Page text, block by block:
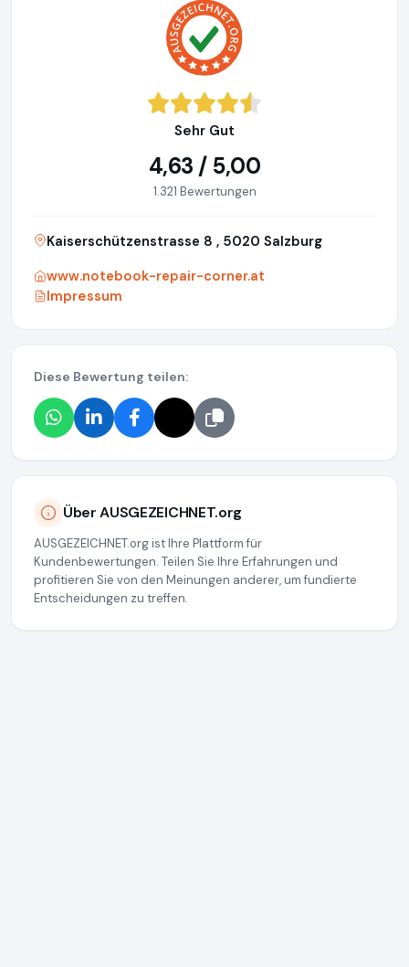
Sehr Gut
4,63 / 5,00
1.321 Bewertungen
Kaiserschützenstrasse 8 , 5020 Salzburg
www.notebook-repair-corner.at
Impressum
Diese Bewertung teilen:
Über AUSGEZEICHNET.org
AUSGEZEICHNET.org ist Ihre Plattform für
Kundenbewertungen. Teilen Sie Ihre Erfahrungen und
profitieren Sie von den Meinungen anderer, um fundierte
Entscheidungen zu treffen.